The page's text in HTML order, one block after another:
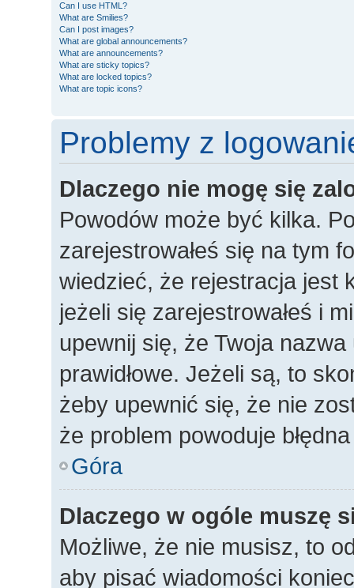
Can I use HTML?
What are Smilies?
Can I post images?
What are global announcements?
What are announcements?
What are sticky topics?
What are locked topics?
What are topic icons?
Problemy z
Dlaczego nie mogę się
Powodów może być kilka.
zarejestrowałeś się na tym
wiedzieć, że rejestracja jest
jeżeli się zarejestrowałeś i
upewnij się, że Twoja
prawidłowe. Jeżeli są, to
żeby upewnić się, że nie
że problem powoduje
Góra
Dlaczego w ogóle muszę
Możliwe, że nie musisz, to
aby pisać wiadomości